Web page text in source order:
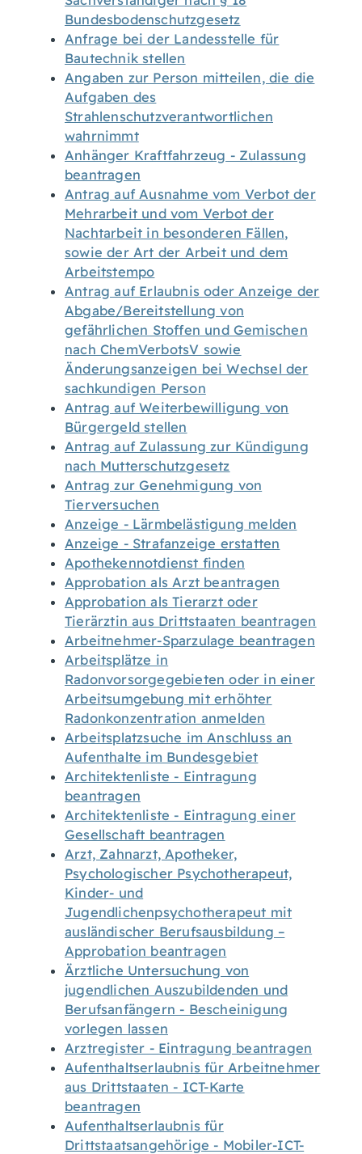
Bundesbodenschutzgesetz
Anfrage bei der Landesstelle für
Bautechnik stellen
Angaben zur Person mitteilen, die die
Aufgaben des
Strahlenschutzverantwortlichen
wahrnimmt
Anhänger Kraftfahrzeug - Zulassung
beantragen
Antrag auf Ausnahme vom Verbot der
Mehrarbeit und vom Verbot der
Nachtarbeit in besonderen Fällen,
sowie der Art der Arbeit und dem
Arbeitstempo
Antrag auf Erlaubnis oder Anzeige der
Abgabe/Bereitstellung von
gefährlichen Stoffen und Gemischen
nach ChemVerbotsV sowie
Änderungsanzeigen bei Wechsel der
sachkundigen Person
Antrag auf Weiterbewilligung von
Bürgergeld stellen
Antrag auf Zulassung zur Kündigung
nach Mutterschutzgesetz
Antrag zur Genehmigung von
Tierversuchen
Anzeige - Lärmbelästigung melden
Anzeige - Strafanzeige erstatten
Apothekennotdienst finden
Approbation als Arzt beantragen
Approbation als Tierarzt oder
Tierärztin aus Drittstaaten beantragen
Arbeitnehmer-Sparzulage beantragen
Arbeitsplätze in
Radonvorsorgegebieten oder in einer
Arbeitsumgebung mit erhöhter
Radonkonzentration anmelden
Arbeitsplatzsuche im Anschluss an
Aufenthalte im Bundesgebiet
Architektenliste - Eintragung
beantragen
Architektenliste - Eintragung einer
Gesellschaft beantragen
Arzt, Zahnarzt, Apotheker,
Psychologischer Psychotherapeut,
Kinder- und
Jugendlichenpsychotherapeut mit
ausländischer Berufsausbildung –
Approbation beantragen
Ärztliche Untersuchung von
jugendlichen Auszubildenden und
Berufsanfängern - Bescheinigung
vorlegen lassen
Arztregister - Eintragung beantragen
Aufenthaltserlaubnis für Arbeitnehmer
aus Drittstaaten - ICT-Karte
beantragen
Aufenthaltserlaubnis für
Drittstaatsangehörige - Mobiler-ICT-